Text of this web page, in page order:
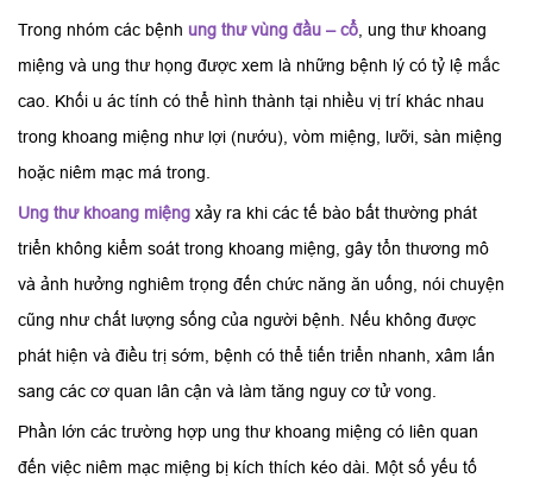
Trong nhóm các bệnh ung thư vùng đầu – cổ , ung thư khoang
miệng và ung thư họng được xem là những bệnh lý có tỷ lệ mắc
cao. Khối u ác tính có thể hình thành tại nhiều vị trí khác nhau
trong khoang miệng như lợi (nướu), vòm miệng, lưỡi, sàn miệng
hoặc niêm mạc má trong.
Ung thư khoang miệng xảy ra khi các tế bào bất thường phát
triển không kiểm soát trong khoang miệng, gây tổn thương mô
và ảnh hưởng nghiêm trọng đến chức năng ăn uống, nói chuyện
cũng như chất lượng sống của người bệnh. Nếu không được
phát hiện và điều trị sớm, bệnh có thể tiến triển nhanh, xâm lấn
sang các cơ quan lân cận và làm tăng nguy cơ tử vong.
Phần lớn các trường hợp ung thư khoang miệng có liên quan
đến việc niêm mạc miệng bị kích thích kéo dài. Một số yếu tố